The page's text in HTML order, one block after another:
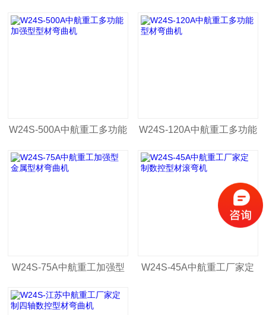
多功能型材弯曲机 材弯曲机
W24S-500A中航重工多功能
加强型型材弯曲机
W24S-120A中航重工多功能
型材弯曲机
W24S-75A中航重工加强型
金属型材弯曲机
W24S-45A中航重工厂家定